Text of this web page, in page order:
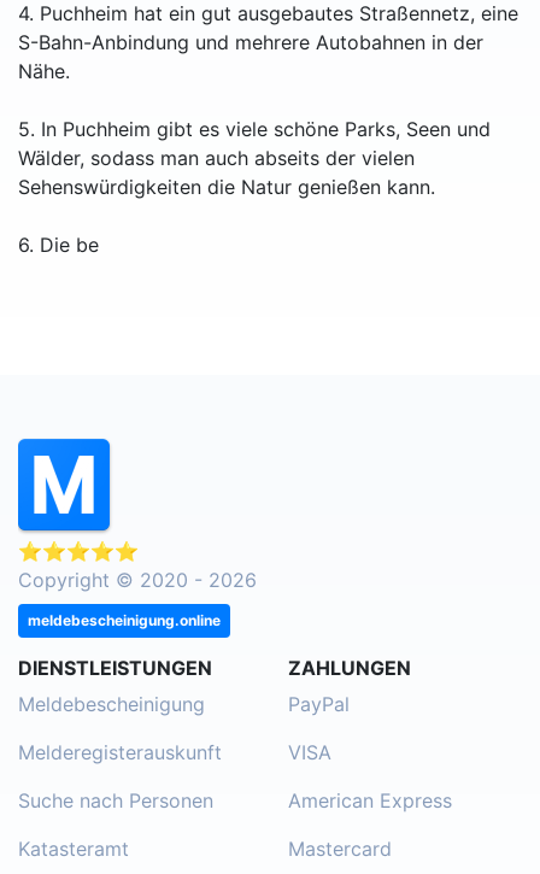
4. Puchheim hat ein gut ausgebautes Straßennetz, eine
S-Bahn-Anbindung und mehrere Autobahnen in der
Nähe.
5. In Puchheim gibt es viele schöne Parks, Seen und
Wälder, sodass man auch abseits der vielen
Sehenswürdigkeiten die Natur genießen kann.
6. Die be
⭐⭐⭐⭐⭐
Copyright © 2020 - 2026
meldebescheinigung.online
DIENSTLEISTUNGEN
Meldebescheinigung
Melderegisterauskunft
Suche nach Personen
Katasteramt
ZAHLUNGEN
PayPal
VISA
American Express
Mastercard